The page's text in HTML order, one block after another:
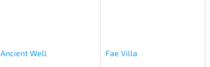
Ancient Well Fae Villa